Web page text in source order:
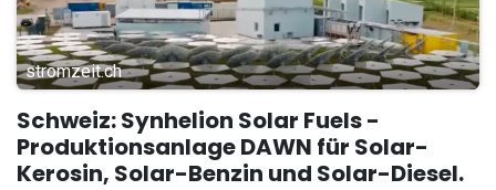
stromzeit.ch
Schweiz: Synhelion Solar Fuels -
Produktionsanlage DAWN für Solar-
Kerosin, Solar-Benzin und Solar-Diesel.